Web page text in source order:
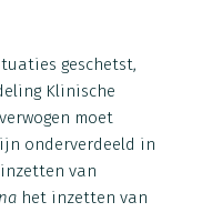
geschetst,
Klinische
moet
onderverdeeld in
van
na het inzetten van